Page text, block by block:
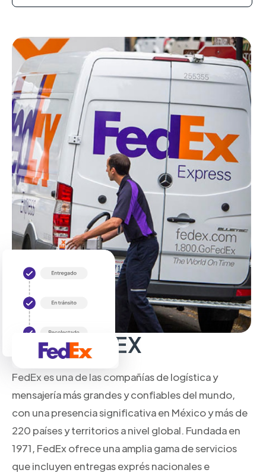
Sobre FedEX
FedEx es una de las compañías de logística y
mensajería más grandes y confiables del mundo,
con una presencia significativa en México y más de
220 países y territorios a nivel global. Fundada en
1971, FedEx ofrece una amplia gama de servicios
que incluyen entregas exprés nacionales e